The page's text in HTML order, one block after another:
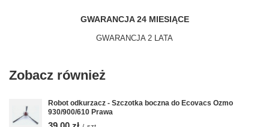
GWARANCJA 24 MIESIĄCE
GWARANCJA 2 LATA
Zobacz również
Robot odkurzacz - Szczotka boczna do Ecovacs Ozmo
930/900/610 Prawa